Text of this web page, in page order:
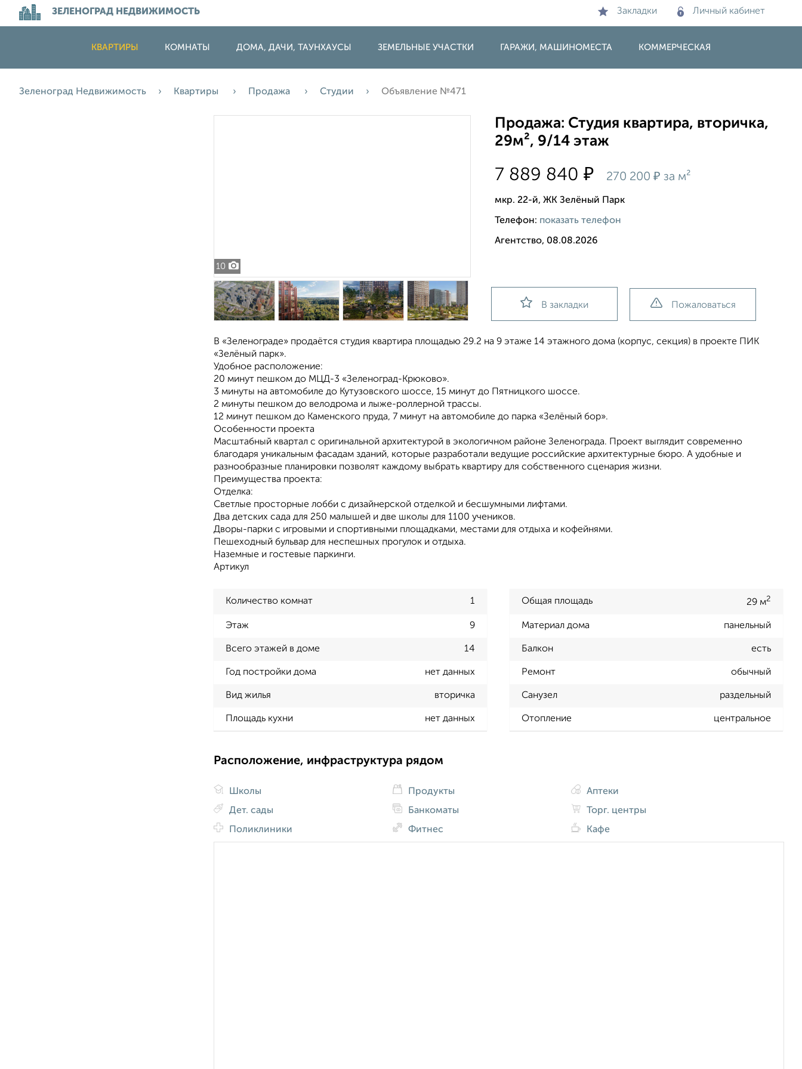
ЗЕЛЕНОГРАД НЕДВИЖИМОСТЬ Закладки Личный кабинет
КВАРТИРЫ КОМНАТЫ ДОМА, ДАЧИ, ТАУНХАУСЫ ЗЕМЕЛЬНЫЕ УЧАСТКИ ГАРАЖИ, МАШИНОМЕСТА КОММЕРЧЕСКАЯ
Зеленоград Недвижимость Квартиры Продажа Студии Объявление №471
10
Продажа: Студия квартира, вторичка,
29м², 9/14 этаж
7 889 840₽ 270 200₽ за м²
мкр. 22-й, ЖК Зелёный Парк
Телефон: показать телефон
Агентство, 08.08.2026
В закладки Пожаловаться
В «Зеленограде» продаётся студия квартира площадью 29.2 на 9 этаже 14 этажного дома (корпус, секция) в проекте ПИК
«Зелёный парк».
Удобное расположение:
20 минут пешком до МЦД-3 «Зеленоград-Крюково».
3 минуты на автомобиле до Кутузовского шоссе, 15 минут до Пятницкого шоссе.
2 минуты пешком до велодрома и лыже-роллерной трассы.
12 минут пешком до Каменского пруда, 7 минут на автомобиле до парка «Зелёный бор».
Особенности проекта
Масштабный квартал с оригинальной архитектурой в экологичном районе Зеленограда. Проект выглядит современно
благодаря уникальным фасадам зданий, которые разработали ведущие российские архитектурные бюро. А удобные и
разнообразные планировки позволят каждому выбрать квартиру для собственного сценария жизни.
Преимущества проекта:
Отделка:
Светлые просторные лобби с дизайнерской отделкой и бесшумными лифтами.
Два детских сада для 250 малышей и две школы для 1100 учеников.
Дворы-парки с игровыми и спортивными площадками, местами для отдыха и кофейнями.
Пешеходный бульвар для неспешных прогулок и отдыха.
Наземные и гостевые паркинги.
Артикул
Количество комнат 1 Общая площадь 29 м2
Этаж 9 Материал дома панельный
Всего этажей в доме 14 Балкон есть
Год постройки дома нет данных Ремонт обычный
Вид жилья вторичка Санузел раздельный
Площадь кухни нет данных Отопление центральное
Расположение, инфраструктура рядом
Школы
Дет. сады
Поликлиники
Продукты
Банкоматы
Фитнес
Аптеки
Торг. центры
Кафе